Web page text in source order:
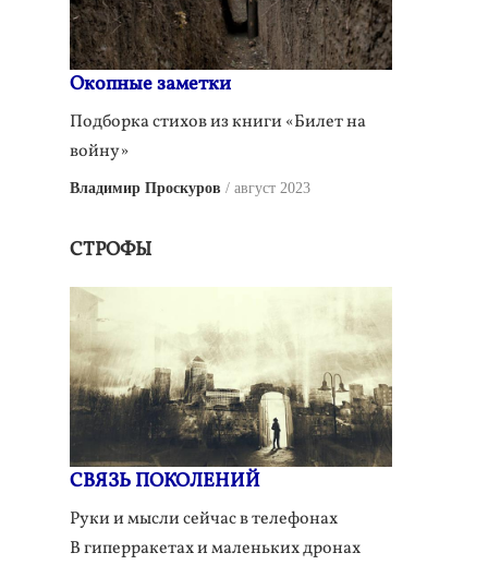
Окопные заметки
Подборка стихов из книги «Билет на
войну»
Владимир Проскуров август 2023
СТРОФЫ
СВЯЗЬ ПОКОЛЕНИЙ
Руки и мысли сейчас в телефонах
В гиперракетах и маленьких дронах